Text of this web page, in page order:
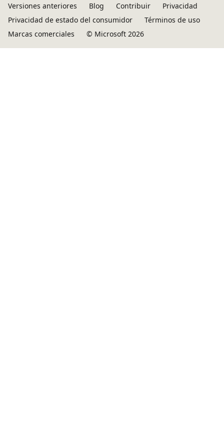
Versiones anteriores Blog Contribuir
Privacidad
Privacidad de estado del consumidor
Términos de uso
Marcas comerciales
© Microsoft 2026